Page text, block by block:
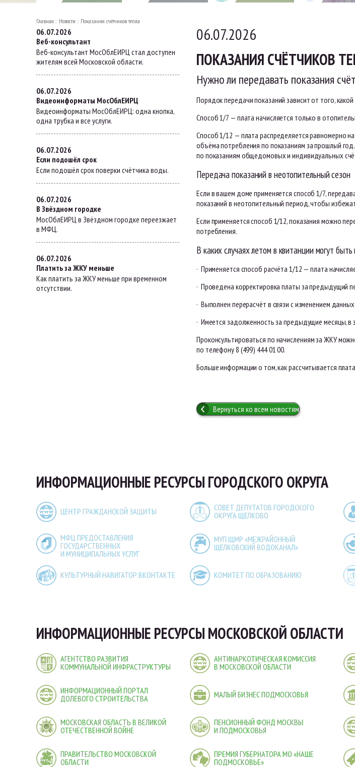
Главная Новости Показания счётчиков тепла
06.07.2026
Веб-консультант
Веб-консультант МосОблЕИРЦ стал доступен
жителям всей Московской области.
06.07.2026
Видеоинформаты МосОблЕИРЦ
Видеоинформаты МосОблЕИРЦ: одна кнопка,
одна трубка и все услуги.
06.07.2026
Если подошёл срок
Если подошёл срок поверки счётчика воды.
06.07.2026
В Звёздном городке
МосОблЕИРЦ в Звёздном городке переезжает
в МФЦ.
06.07.2026
Платить за ЖКУ меньше
Как платить за ЖКУ меньше при временном
отсутствии.
06.07.2026
ПОКАЗАНИЯ СЧЁТЧИКОВ
Нужно ли передавать показания
Порядок передачи показаний зависит от того,
Способ 1/7 — плата начисляется только в
Способ 1/12 — плата распределяется равномерно
объёма потребления по показаниям за прошлый
по показаниям общедомовых и индивидуальных
Передача показаний в неотопительный сезон
Если в вашем доме применяется способ 1/7,
показаний в неотопительный период, чтобы
Если применяется способ 1/12, показания можно
потребления.
В каких случаях летом в квитанции могут
· Применяется способ расчёта 1/12 — плата
· Проведена корректировка платы за предыдущий
· Выполнен перерасчёт в связи с изменением
· Имеется задолженность за предыдущие месяцы,
Проконсультироваться по начислениям за ЖКУ
по телефону 8 (499) 444 01 00.
Больше информации о том, как рассчитывается
Вернуться ко всем новостям
ИНФОРМАЦИОННЫЕ РЕСУРСЫ ГОРОДСКОГО ОКРУГА
ЦЕНТР ГРАЖДАНСКОЙ ЗАЩИТЫ
СОВЕТ ДЕПУТАТОВ ГОРОДСКОГО
ОКРУГА ЩЁЛКОВО
МФЦ ПРЕДОСТАВЛЕНИЯ
ГОСУДАРСТВЕННЫХ
И МУНИЦИПАЛЬНЫХ УСЛУГ
МУП ЩМР «МЕЖРАЙОННЫЙ
ЩЁЛКОВСКИЙ ВОДОКАНАЛ»
КУЛЬТУРНЫЙ НАВИГАТОР ВКОНТАКТЕ КОМИТЕТ ПО ОБРАЗОВАНИЮ
ИНФОРМАЦИОННЫЕ РЕСУРСЫ МОСКОВСКОЙ ОБЛАСТИ
АГЕНТСТВО РАЗВИТИЯ
КОММУНАЛЬНОЙ ИНФРАСТРУКТУРЫ
АНТИНАРКОТИЧЕСКАЯ КОМИССИЯ
В МОСКОВСКОЙ ОБЛАСТИ
ИНФОРМАЦИОННЫЙ ПОРТАЛ
ДОЛЕВОГО СТРОИТЕЛЬСТВА
МАЛЫЙ БИЗНЕС ПОДМОСКОВЬЯ
МОСКОВСКАЯ ОБЛАСТЬ В ВЕЛИКОЙ
ОТЕЧЕСТВЕННОЙ ВОЙНЕ
ПЕНСИОННЫЙ ФОНД МОСКВЫ
И ПОДМОСКОВЬЯ
ПРАВИТЕЛЬСТВО МОСКОВСКОЙ
ОБЛАСТИ
ПРЕМИЯ ГУБЕРНАТОРА МО «НАШЕ
ПОДМОСКОВЬЕ»